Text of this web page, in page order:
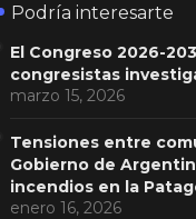
Podría interesarte
El Congreso 2026-
congresistas
marzo 15, 2026
Tensiones entre
Gobierno de
incendios en la
enero 16, 2026